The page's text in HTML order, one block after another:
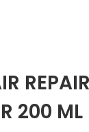
REPAIR
200 ML